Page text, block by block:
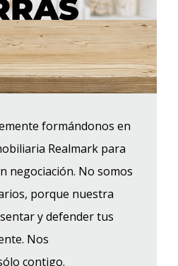
formándonos en
Realmark para
negociación. No somos
porque nuestra
y defender tus
Nos
contigo.